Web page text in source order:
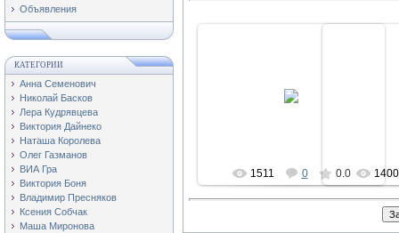
Объявления
КАТЕГОРИИ
Анна Семенович
Николай Басков
Лера Кудрявцева
Виктория Дайнеко
Наташа Королева
Олег Газманов
ВИА Гра
Виктория Боня
Владимир Пресняков
Ксения Собчак
Маша Миронова
1511 0 0.0 1400